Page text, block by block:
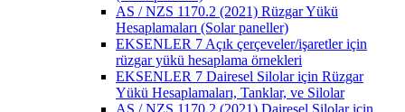
AS / NZS 1170.2 (2021) Rüzgar Yükü
Hesaplamaları (Solar paneller)
EKSENLER 7 Açık çerçeveler/işaretler için
rüzgar yükü hesaplama örnekleri
EKSENLER 7 Dairesel Silolar için Rüzgar
Yükü Hesaplamaları, Tanklar, ve Silolar